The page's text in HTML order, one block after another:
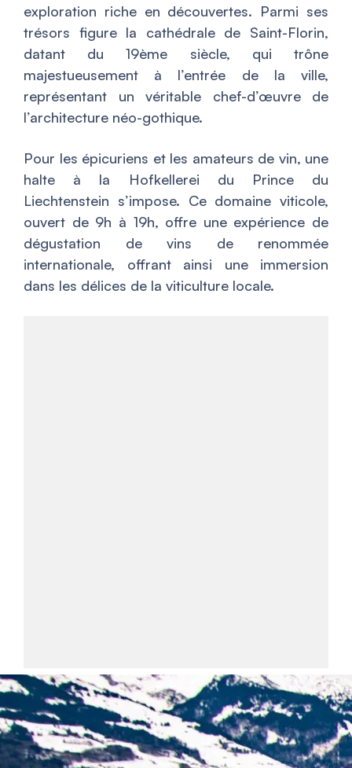
exploration riche en découvertes. Parmi ses
trésors figure la cathédrale de Saint-Florin,
datant du 19ème siècle, qui trône
majestueusement à l’entrée de la ville,
représentant un véritable chef-d’œuvre de
l’architecture néo-gothique.
Pour les épicuriens et les amateurs de vin, une
halte à la Hofkellerei du Prince du
Liechtenstein s’impose. Ce domaine viticole,
ouvert de 9h à 19h, offre une expérience de
dégustation de vins de renommée
internationale, offrant ainsi une immersion
dans les délices de la viticulture locale.